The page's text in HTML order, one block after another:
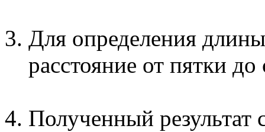
Для определения
расстояние от пятки
Полученный результат